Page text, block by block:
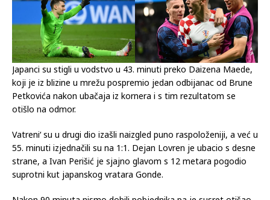
prvenstva u Kataru nakon drame jedanaesteraca!
Japanci su stigli u vodstvo u 43. minuti preko Daizena Maede,
koji je iz blizine u mrežu pospremio jedan odbijanac od Brune
Petkovića nakon ubačaja iz kornera i s tim rezultatom se
otišlo na odmor.
Vatreni‘ su u drugi dio izašli naizgled puno raspoloženiji, a već u
55. minuti izjednačili su na 1:1. Dejan Lovren je ubacio s desne